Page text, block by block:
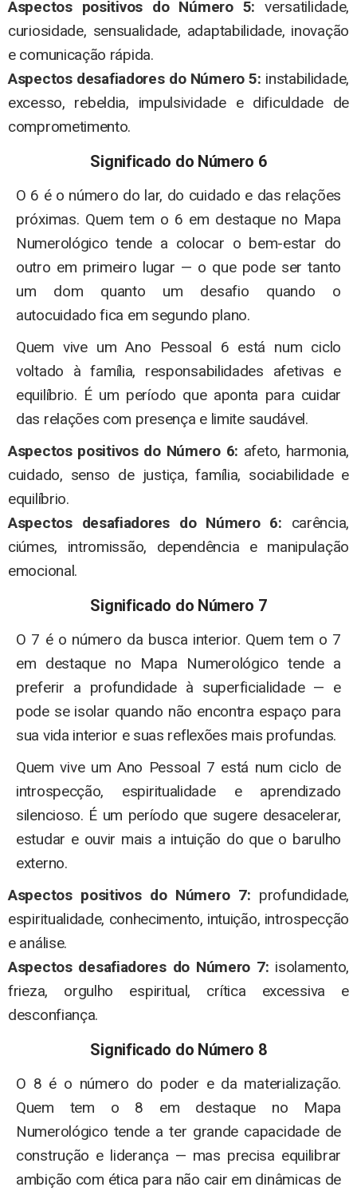
Aspectos positivos do Número 5: versatilidade,
curiosidade, sensualidade, adaptabilidade, inovação
e comunicação rápida.
Aspectos desafiadores do Número 5: instabilidade,
excesso, rebeldia, impulsividade e dificuldade de
comprometimento.
Significado do Número 6
O 6 é o número do lar, do cuidado e das relações
próximas. Quem tem o 6 em destaque no Mapa
Numerológico tende a colocar o bem-estar do
outro em primeiro lugar — o que pode ser tanto
um dom quanto um desafio quando o
autocuidado fica em segundo plano.
Quem vive um Ano Pessoal 6 está num ciclo
voltado à família, responsabilidades afetivas e
equilíbrio. É um período que aponta para cuidar
das relações com presença e limite saudável.
Aspectos positivos do Número 6: afeto, harmonia,
cuidado, senso de justiça, família, sociabilidade e
equilíbrio.
Aspectos desafiadores do Número 6: carência,
ciúmes, intromissão, dependência e manipulação
emocional.
Significado do Número 7
O 7 é o número da busca interior. Quem tem o 7
em destaque no Mapa Numerológico tende a
preferir a profundidade à superficialidade — e
pode se isolar quando não encontra espaço para
sua vida interior e suas reflexões mais profundas.
Quem vive um Ano Pessoal 7 está num ciclo de
introspecção, espiritualidade e aprendizado
silencioso. É um período que sugere desacelerar,
estudar e ouvir mais a intuição do que o barulho
externo.
Aspectos positivos do Número 7: profundidade,
espiritualidade, conhecimento, intuição, introspecção
e análise.
Aspectos desafiadores do Número 7: isolamento,
frieza, orgulho espiritual, crítica excessiva e
desconfiança.
Significado do Número 8
O 8 é o número do poder e da materialização.
Quem tem o 8 em destaque no Mapa
Numerológico tende a ter grande capacidade de
construção e liderança — mas precisa equilibrar
ambição com ética para não cair em dinâmicas de